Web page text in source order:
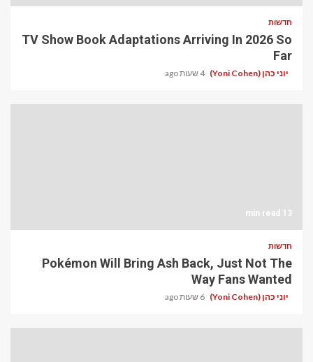
חדשות
TV Show Book Adaptations Arriving In 2026 So
Far
יוני כהן (Yoni Cohen) 4 שעות ago
13 min read
חדשות
Pokémon Will Bring Ash Back, Just Not The
Way Fans Wanted
יוני כהן (Yoni Cohen) 6 שעות ago